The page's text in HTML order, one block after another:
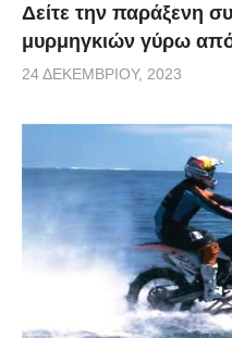
Δείτε την παράξενη
μυρμηγκιών γύρω
24 ΔΕΚΕΜΒΡΊΟΥ, 2023